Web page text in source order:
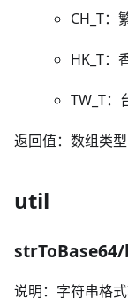
CH_T：
HK_T：
TW_T：
返回值：数组类
util
说明：字符串格式